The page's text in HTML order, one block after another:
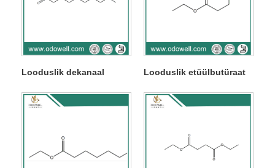
Looduslik dekanaal Looduslik etüülbutüraat